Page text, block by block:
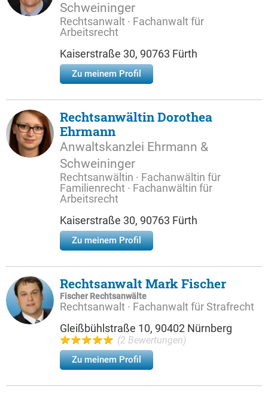
Schweininger
Rechtsanwalt · Fachanwalt für
Arbeitsrecht
Kaiserstraße 30, 90763 Fürth
Zu meinem Profil
Rechtsanwältin Dorothea
Ehrmann
Anwaltskanzlei Ehrmann &
Schweininger
Rechtsanwältin · Fachanwältin für
Familienrecht · Fachanwältin für
Arbeitsrecht
Kaiserstraße 30, 90763 Fürth
Zu meinem Profil
Rechtsanwalt Mark Fischer
Fischer Rechtsanwälte
Rechtsanwalt · Fachanwalt für Strafrecht
Gleißbühlstraße 10, 90402 Nürnberg
(2 Bewertungen)
Zu meinem Profil